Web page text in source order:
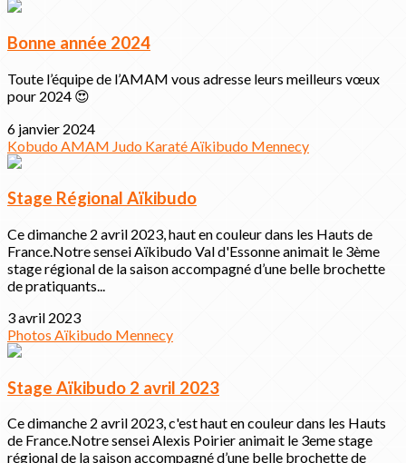
Bonne année 2024
Toute l’équipe de l’AMAM vous adresse leurs meilleurs vœux
pour 2024 😍
6 janvier 2024
Kobudo AMAM Judo Karaté Aïkibudo Mennecy
Stage Régional Aïkibudo
Ce dimanche 2 avril 2023, haut en couleur dans les Hauts de
France.Notre sensei Aïkibudo Val d'Essonne animait le 3ème
stage régional de la saison accompagné d’une belle brochette
de pratiquants...
3 avril 2023
Photos Aïkibudo Mennecy
Stage Aïkibudo 2 avril 2023
Ce dimanche 2 avril 2023, c'est haut en couleur dans les Hauts
de France.Notre sensei Alexis Poirier animait le 3eme stage
régional de la saison accompagné d’une belle brochette de